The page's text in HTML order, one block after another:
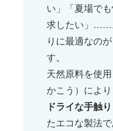
い」「夏場で
求したい」……
りに最適なの
す。
天然原料を使
かこう）によ
ドライな手触り
たエコな製法